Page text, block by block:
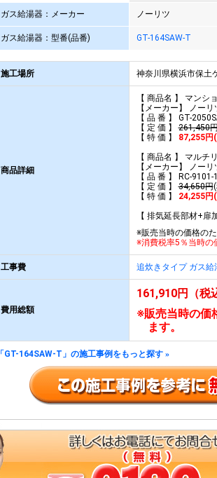
ガス給湯器：メーカー ノーリツ
ガス給湯器：型番(品番) GT-164SAW-T
施工場所 神奈川県横浜市保土
商品詳細
【 商品名 】 マンシ
【メーカー】 ノーリ
【 品 番 】 GT-
【 定 価 】261,450
【 特 価 】
87,255円
【 商品名 】 マルチ
【メーカー】 ノーリ
【 品 番 】 RC-9101-1
【 定 価 】34,650円
【 特 価 】
24,255円
【 排気延長部材+扉
※販売当時の価格の
※消費税率5％当時の
工事費 追炊きタイプ ガス給
費用総額
161,910円（税
※販売当時の価
ます。
「GT-164SAW-T」の施工事例をもっと探す »